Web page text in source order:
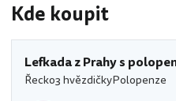
Kde koupit
Lefkada z Prahy s
Řecko3 hvězdičkyPolopenze